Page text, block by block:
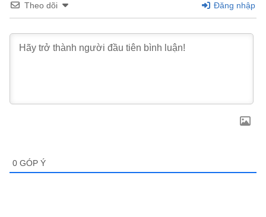
Theo dõi Đăng nhập
0 GÓP Ý